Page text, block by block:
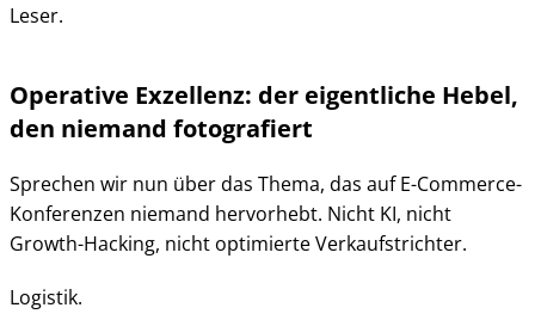
Leser.
Operative Exzellenz: der eigentliche Hebel,
den niemand fotografiert
Sprechen wir nun über das Thema, das auf E-Commerce-
Konferenzen niemand hervorhebt. Nicht KI, nicht
Growth-Hacking, nicht optimierte Verkaufstrichter.
Logistik.